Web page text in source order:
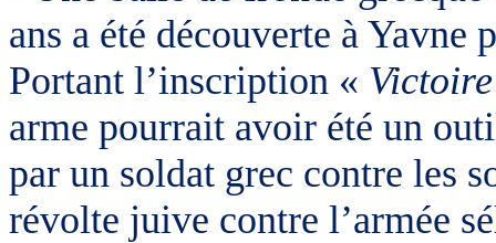
ans a été découverte à Yavne
Portant l’inscription «
arme pourrait avoir été un
par un soldat grec contre les
révolte juive contre l’armée